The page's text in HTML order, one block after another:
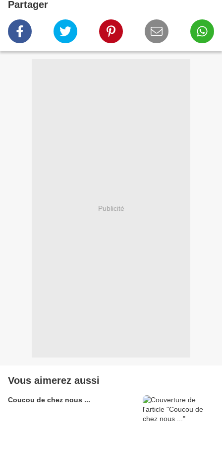
Partager
Publicité
Vous aimerez aussi
Coucou de chez nous ...